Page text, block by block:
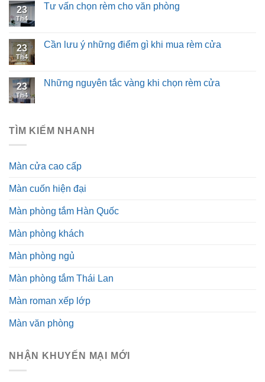
23
Th4
Tư vấn chọn rèm cho văn phòng
23
Th4
Cần lưu ý những điểm gì khi mua rèm cửa
23
Th4
Những nguyên tắc vàng khi chọn rèm cửa
TÌM KIẾM NHANH
Màn cửa cao cấp
Màn cuốn hiện đại
Màn phòng tắm Hàn Quốc
Màn phòng khách
Màn phòng ngủ
Màn phòng tắm Thái Lan
Màn roman xếp lớp
Màn văn phòng
NHẬN KHUYẾN MẠI MỚI